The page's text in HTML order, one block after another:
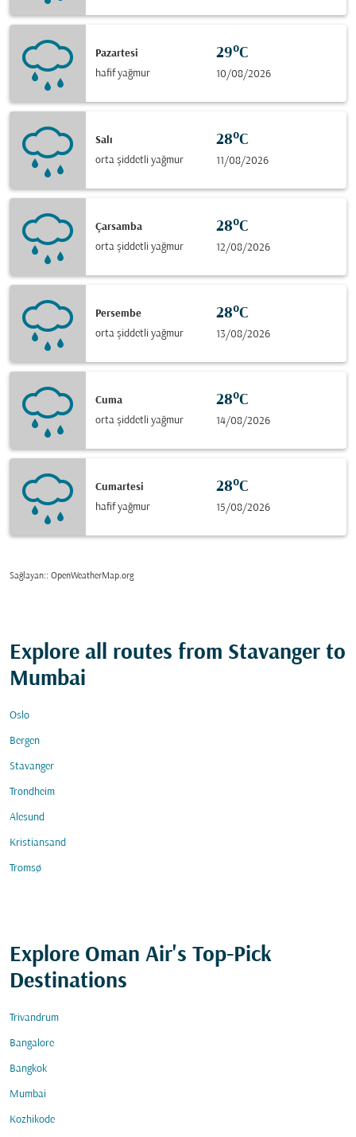
Pazartesi
hafif yağmur
29°C
10/08/2026
Salı
orta şiddetli yağmur
28°C
11/08/2026
Çarsamba
orta şiddetli yağmur
28°C
12/08/2026
Persembe
orta şiddetli yağmur
28°C
13/08/2026
Cuma
orta şiddetli yağmur
28°C
14/08/2026
Cumartesi
hafif yağmur
28°C
15/08/2026
Sağlayan:: OpenWeatherMap.org
Explore all routes from Stavanger to
Mumbai
Oslo
Bergen
Stavanger
Trondheim
Alesund
Kristiansand
Tromsø
Explore Oman Air's Top-Pick
Destinations
Trivandrum
Bangalore
Bangkok
Mumbai
Kozhikode